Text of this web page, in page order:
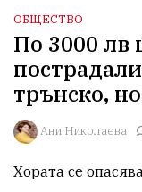
ОБЩЕСТВО
По 3000 лв
трънско,
Ани Николаева
Хората се